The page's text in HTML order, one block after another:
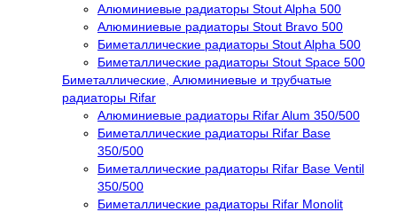
Алюминиевые радиаторы Stout Alpha 500
Алюминиевые радиаторы Stout Bravo 500
Биметаллические радиаторы Stout Alpha 500
Биметаллические радиаторы Stout Space 500
Биметаллические, Алюминиевые и трубчатые
радиаторы Rifar
Алюминиевые радиаторы Rifar Alum 350/500
Биметаллические радиаторы Rifar Base
350/500
Биметаллические радиаторы Rifar Base Ventil
350/500
Биметаллические радиаторы Rifar Monolit